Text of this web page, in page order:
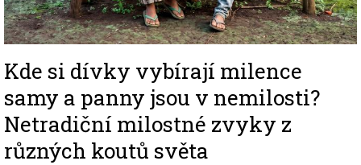
Kde si dívky vybírají milence
samy a panny jsou v nemilosti?
Netradiční milostné zvyky z
různých koutů světa